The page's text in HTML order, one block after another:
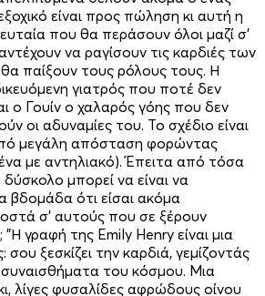
είναι προς πώληση κι αυτή η
που θα περάσουν όλοι μαζί σ’
να ραγίσουν τις καρδιές των
παίξουν τους ρόλους τους. Η
γιατρός που ποτέ δεν
ο Γουίν ο χαλαρός γόης που δεν
οι αδυναμίες του. Το σχέδιο είναι
μεγάλη απόσταση φορώντας
με αντηλιακό). Έπειτα από τόσα
μπορεί να είναι να
βδομάδα ότι είσαι ακόμα
σ’ αυτούς που σε ξέρουν
γραφή της Emily Henry είναι μια
ξεσκίζει την καρδιά, γεμίζοντάς
του κόσμου. Μια
λίγες φυσαλίδες αφρώδους οίνου